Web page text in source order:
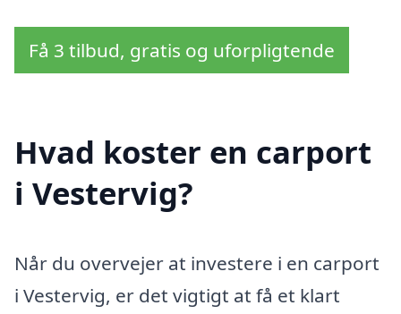
Få 3 tilbud, gratis og uforpligtende
Hvad koster en carport
i Vestervig?
Når du overvejer at investere i en carport
i Vestervig, er det vigtigt at få et klart